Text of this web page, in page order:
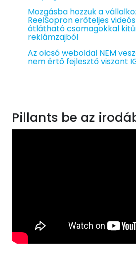
Mozgásba hozzuk a
ReelSopron erőteljes
átlátható csomagokkal
reklámzajból
Az olcsó weboldal NEM
nem értő fejlesztő viszont
Pillants be az